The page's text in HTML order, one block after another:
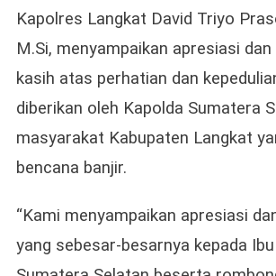
Kapolres Langkat David Triyo
M.Si, menyampaikan apresiasi
kasih atas perhatian dan
diberikan oleh Kapolda Sumatera
masyarakat Kabupaten Langkat
bencana banjir.
“Kami menyampaikan apresiasi
yang sebesar-besarnya kepada